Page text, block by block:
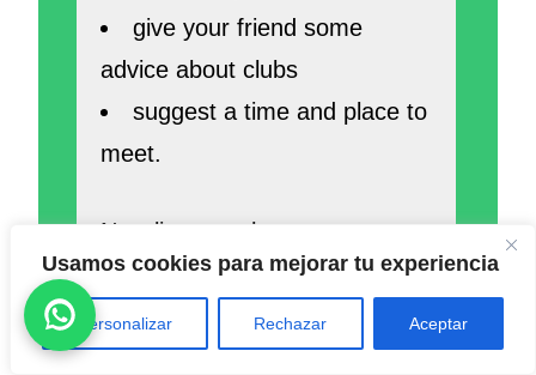
Usamos cookies para mejorar tu experiencia
Personalizar Rechazar Aceptar
give your friend some
advice about clubs
suggest a time and place to
meet.
Now listen to the message.
(No será escrito en el
examen – solo audio):